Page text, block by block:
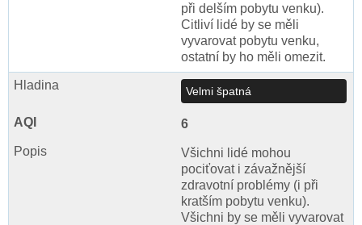
při delším pobytu venku).
Citliví lidé by se měli
vyvarovat pobytu venku,
ostatní by ho měli omezit.
Velmi špatná
6
Všichni lidé mohou
pociťovat i závažnější
zdravotní problémy (i při
kratším pobytu venku).
Všichni by se měli vyvarovat